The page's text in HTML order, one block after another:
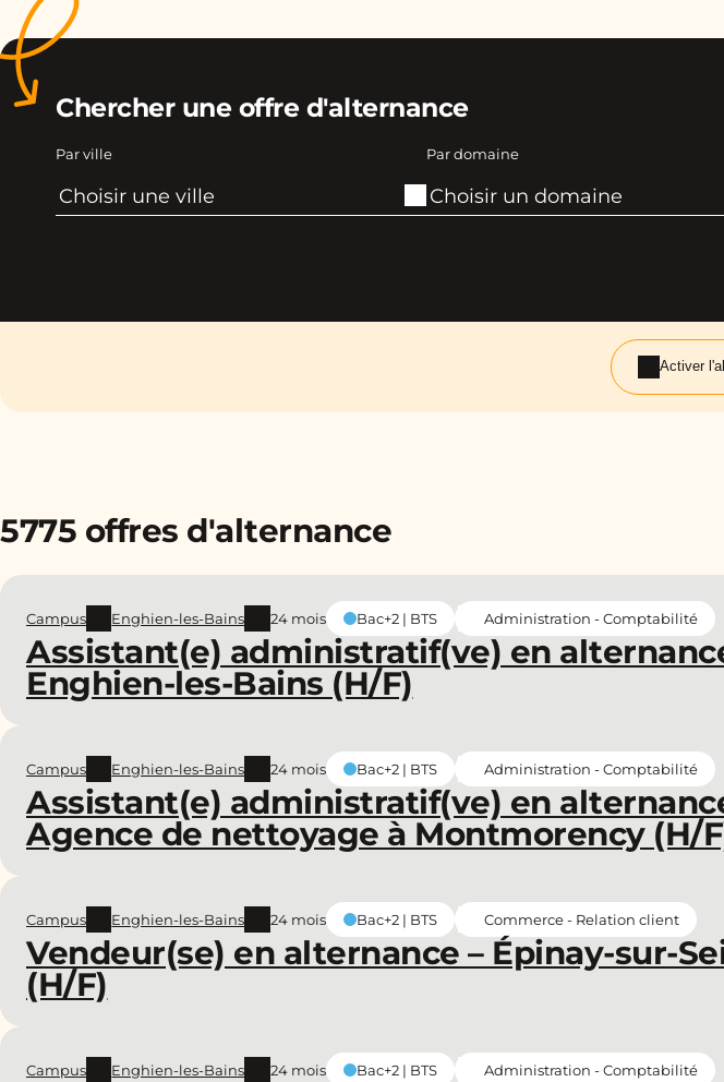
Chercher une offre d'alternance
Par ville Par domaine
Activer
5775 offres d'alternance
Assistant(e) administratif(ve) en
Enghien-les-Bains (H/F)
Campus Enghien-les-Bains 24 mois Bac+2 | BTS Administration - Comptabilité
Assistant(e) administratif(ve) en
Agence de nettoyage à Montmorency (H/
Campus Enghien-les-Bains 24 mois Bac+2 | BTS Administration - Comptabilité
Vendeur(se) en alternance – Épinay-sur-
(H/F)
Campus Enghien-les-Bains 24 mois Bac+2 | BTS Commerce - Relation client
Campus Enghien-les-Bains 24 mois Bac+2 | BTS Administration - Comptabilité